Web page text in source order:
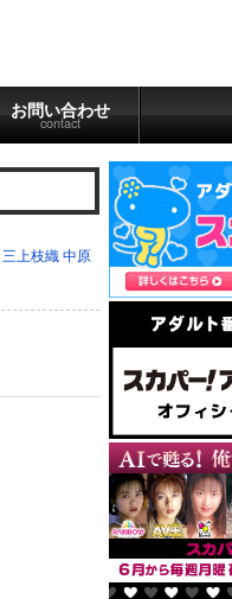
お問い合わせ
contact
三上枝織中原